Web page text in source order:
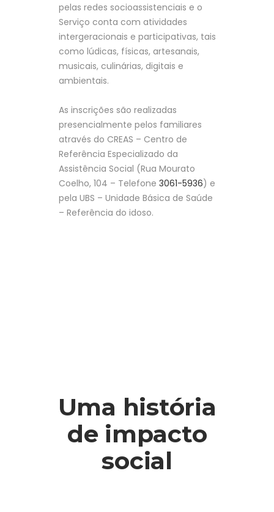
pelas redes socioassistenciais e o
Serviço conta com atividades
intergeracionais e participativas, tais
como lúdicas, físicas, artesanais,
musicais, culinárias, digitais e
ambientais.
As inscrições são realizadas
presencialmente pelos familiares
através do CREAS – Centro de
Referência Especializado da
Assistência Social (Rua Mourato
Coelho, 104 – Telefone 3061-5936) e
pela UBS – Unidade Básica de Saúde
– Referência do idoso.
Uma história
de impacto
social